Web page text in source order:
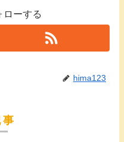
ローする
hima123